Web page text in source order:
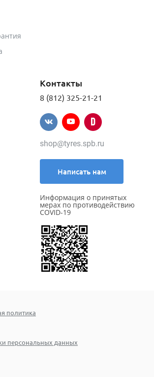
Контакты
8 (812) 325-21-21
shop@tyres.spb.ru
Написать нам
Информация о принятых
мерах по противодействию
COVID-19
политика
персональных данных